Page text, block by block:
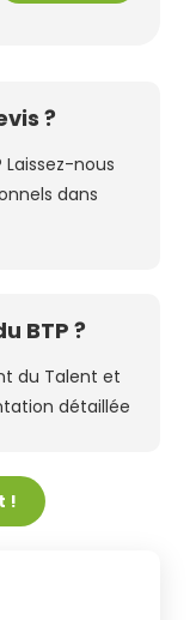
?
Laissez-nous
dans
BTP ?
du Talent et
détaillée
!